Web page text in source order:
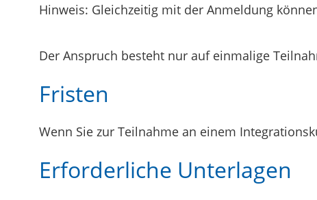
Hinweis: Gleichzeitig mit der Anmeldung
Der Anspruch besteht nur auf einmalige
Fristen
Wenn Sie zur Teilnahme an einem
Erforderliche Unterlagen